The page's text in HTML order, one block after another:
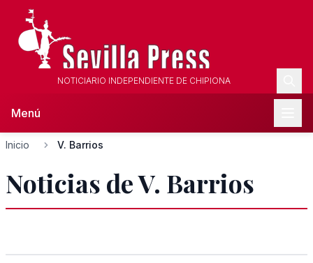
NOTICIARIO INDEPENDIENTE DE CHIPIONA
Menú
Inicio V. Barrios
Noticias de V. Barrios